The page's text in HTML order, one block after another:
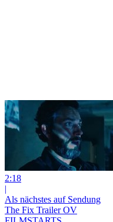
2:18
|
Als nächstes auf Sendung
The Fix Trailer OV